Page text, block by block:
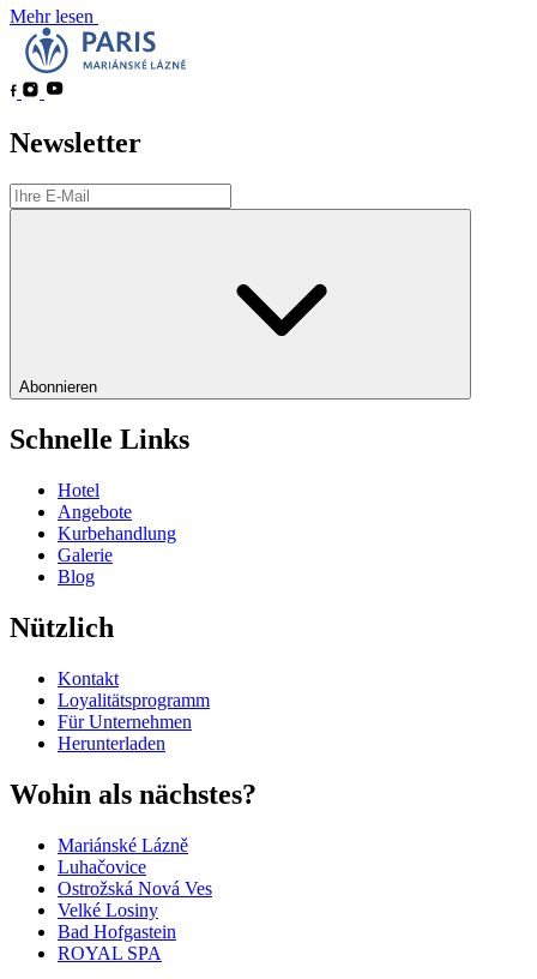
Mehr lesen
Newsletter
Abonnieren
Schnelle Links
Hotel
Angebote
Kurbehandlung
Galerie
Blog
Nützlich
Kontakt
Loyalitätsprogramm
Für Unternehmen
Herunterladen
Wohin als nächstes?
Mariánské Lázně
Luhačovice
Ostrožská Nová Ves
Velké Losiny
Bad Hofgastein
ROYAL SPA